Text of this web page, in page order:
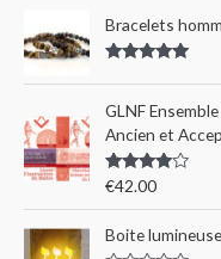
Bracelets
out of 5
GLNF
Ancien et
Rated
of 5
€42.00
Boite